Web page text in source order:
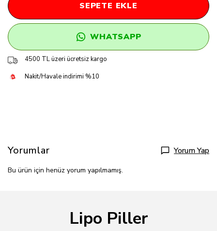
SEPETE EKLE
WHATSAPP
4500 TL üzeri ücretsiz kargo
Nakit/Havale indirimi %10
Yorumlar Yorum Yap
Bu ürün için henüz yorum yapılmamış.
Lipo Piller